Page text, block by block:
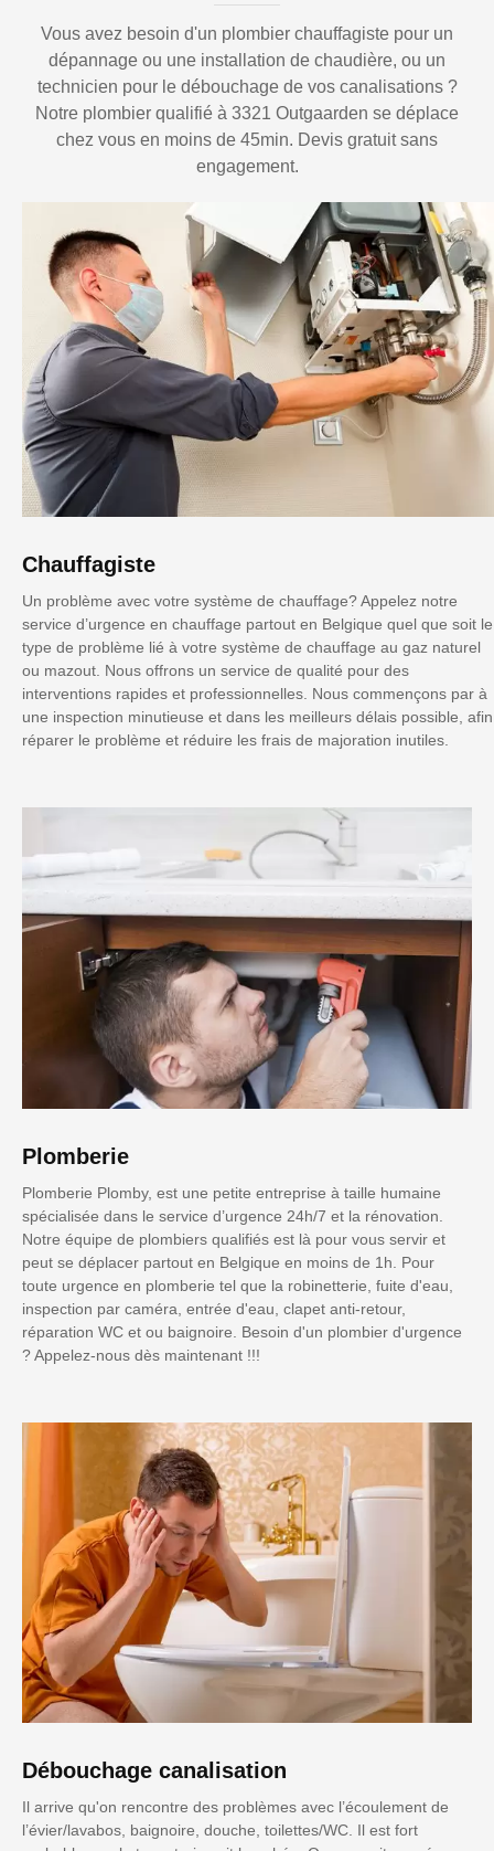
Vous avez besoin d'un plombier chauffagiste pour un
dépannage ou une installation de chaudière, ou un
technicien pour le débouchage de vos canalisations ?
Notre plombier qualifié à 3321 Outgaarden se déplace
chez vous en moins de 45min. Devis gratuit sans
engagement.
Chauffagiste
Un problème avec votre système de chauffage? Appelez notre
service d’urgence en chauffage partout en Belgique quel que soit le
type de problème lié à votre système de chauffage au gaz naturel
ou mazout. Nous offrons un service de qualité pour des
interventions rapides et professionnelles. Nous commençons par à
une inspection minutieuse et dans les meilleurs délais possible, afin
réparer le problème et réduire les frais de majoration inutiles.
Plomberie
Plomberie Plomby, est une petite entreprise à taille humaine
spécialisée dans le service d’urgence 24h/7 et la rénovation.
Notre équipe de plombiers qualifiés est là pour vous servir et
peut se déplacer partout en Belgique en moins de 1h. Pour
toute urgence en plomberie tel que la robinetterie, fuite d'eau,
inspection par caméra, entrée d'eau, clapet anti-retour,
réparation WC et ou baignoire. Besoin d'un plombier d'urgence
? Appelez-nous dès maintenant !!!
Débouchage canalisation
Il arrive qu'on rencontre des problèmes avec l’écoulement de
l’évier/lavabos, baignoire, douche, toilettes/WC. Il est fort